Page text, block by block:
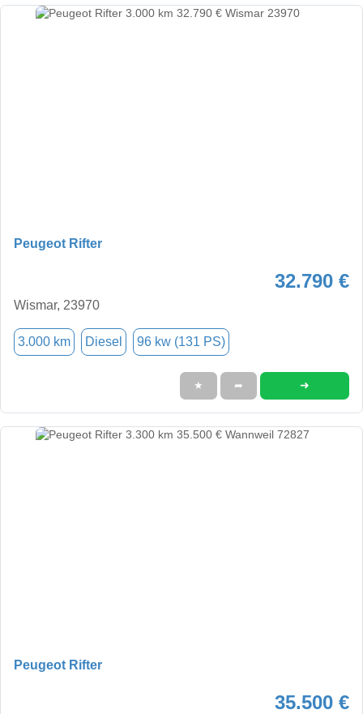
Peugeot Rifter
32.790 €
Wismar, 23970
3.000 km Diesel 96 kw (131 PS)
★ ➦ ➜
Peugeot Rifter
35.500 €